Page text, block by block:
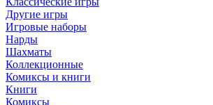
Другие игры
Игровые наборы
Нарды
Шахматы
Коллекционные
Комиксы и книги
Книги
Комиксы